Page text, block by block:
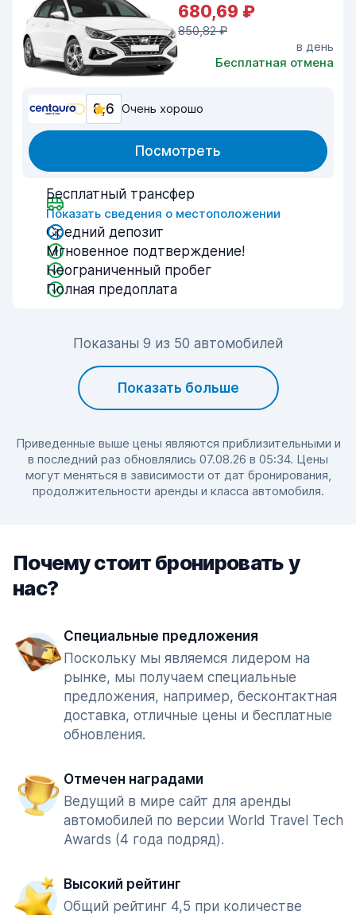
680,69 ₽
850,82 ₽
в день
Бесплатная отмена
8,6 Очень хорошо
Посмотреть
Бесплатный трансфер
Показать сведения о местоположении
Средний депозит
Мгновенное подтверждение!
Неограниченный пробег
Полная предоплата
Показаны 9 из 50 автомобилей
Показать больше
Приведенные выше цены являются приблизительными и
в последний раз обновлялись 07.08.26 в 05:34. Цены
могут меняться в зависимости от дат бронирования,
продолжительности аренды и класса автомобиля.
Почему стоит бронировать у
нас?
Специальные предложения
Поскольку мы являемся лидером на
рынке, мы получаем специальные
предложения, например, бесконтактная
доставка, отличные цены и бесплатные
обновления.
Отмечен наградами
Ведущий в мире сайт для аренды
автомобилей по версии World Travel Tech
Awards (4 года подряд).
Высокий рейтинг
Общий рейтинг 4,5 при количестве